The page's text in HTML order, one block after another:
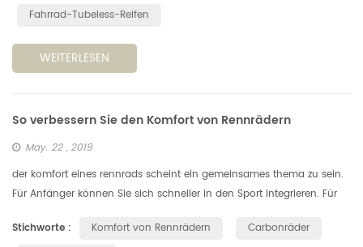
Fahrrad-Tubeless-Reifen
WEITERLESEN
So verbessern Sie den Komfort von Rennrädern
May. 22 , 2019
der komfort eines rennrads scheint ein gemeinsames thema zu sein.
Für Anfänger können Sie sich schneller in den Sport integrieren. Für
Stichworte :
Komfort von Rennrädern
Carbonräder